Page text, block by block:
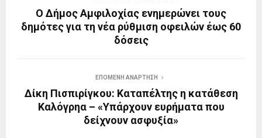
Ο Δήμος Αμφιλοχίας ενημερώνει τους
δημότες για τη νέα ρύθμιση οφειλών έως 60
δόσεις
ΕΠΌΜΕΝΗ ΑΝΆΡΤΗΣΗ
Δίκη Πισπιρίγκου: Καταπέλτης η κατάθεση
Καλόγρηα – «Υπάρχουν ευρήματα που
δείχνουν ασφυξία»